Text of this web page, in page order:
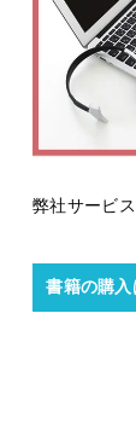
弊社サービ
書籍の購入